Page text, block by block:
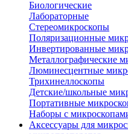
Биологические
Лабораторные
Стереомикроскопы
Поляризационные
Инвертированные
Металлографические
Люминесцентные
Трихинеллоскопы
Детские/школьные
Портативные
Наборы с
Аксессуары для